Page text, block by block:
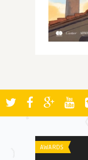
AWARDS